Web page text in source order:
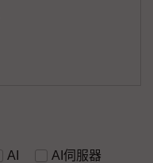
AI
AI伺服器